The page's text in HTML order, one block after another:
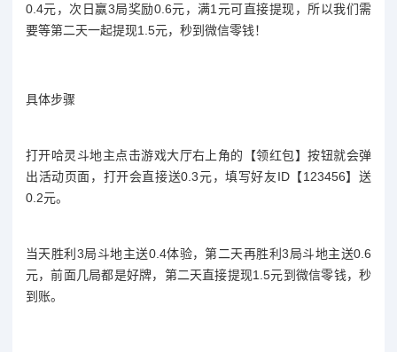
0.4元，次日赢3局奖励0.6元，满1元可直接提现，所以我们需
要等第二天一起提现1.5元，秒到微信零钱！
具体步骤
打开哈灵斗地主点击游戏大厅右上角的【领红包】按钮就会弹
出活动页面，打开会直接送0.3元，填写好友ID【123456】送
0.2元。
当天胜利3局斗地主送0.4体验，第二天再胜利3局斗地主送0.6
元，前面几局都是好牌，第二天直接提现1.5元到微信零钱，秒
到账。